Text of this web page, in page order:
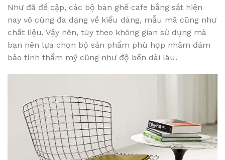
Như đã đề cập, các bộ bàn ghế cafe bằng sắt hiện
nay vô cùng đa dạng về kiểu dáng, mẫu mã cũng như
chất liệu. Vậy nên, tùy theo không gian sử dụng mà
bạn nên lựa chọn bộ sản phẩm phù hợp nhằm đảm
bảo tính thẩm mỹ cũng như độ bền dài lâu.